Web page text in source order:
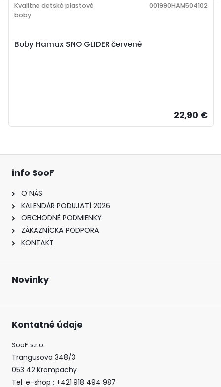
Boby Hamax SNO GLIDER červené
Kvalitne detské plastové
boby
001990HAM504102
22,90 €
info SooF
O NÁS
KALENDÁR PODUJATÍ 2026
OBCHODNÉ PODMIENKY
ZÁKAZNÍCKA PODPORA
KONTAKT
Novinky
Kontatné údaje
SooF s.r.o.
Trangusova 348/3
053 42 Krompachy
Tel. e-shop : +421 918 494 987